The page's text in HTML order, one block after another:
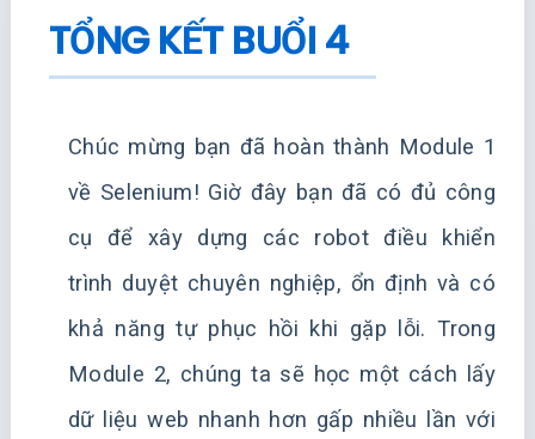
TỔNG KẾT BUỔI 4
Chúc mừng bạn đã hoàn thành Module 1
về Selenium! Giờ đây bạn đã có đủ công
cụ để xây dựng các robot điều khiển
trình duyệt chuyên nghiệp, ổn định và có
khả năng tự phục hồi khi gặp lỗi. Trong
Module 2, chúng ta sẽ học một cách lấy
dữ liệu web nhanh hơn gấp nhiều lần với